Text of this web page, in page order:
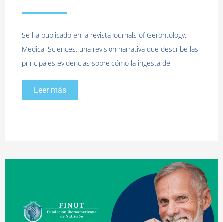
Se ha publicado en la revista Journals of Gerontology:
Medical Sciences, una revisión narrativa que describe las
principales evidencias sobre cómo la ingesta de
Leer más